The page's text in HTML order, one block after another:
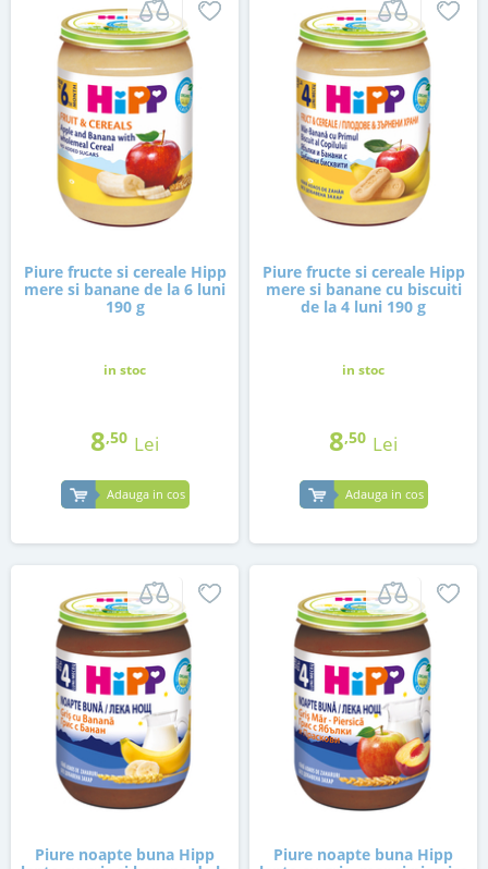
Piure fructe si cereale Hipp
mere si banane de la 6 luni
190 g
in stoc
8,50 Lei
Adauga in cos
Piure fructe si cereale Hipp
mere si banane cu biscuiti
de la 4 luni 190 g
in stoc
8,50 Lei
Adauga in cos
Piure noapte buna Hipp
Piure noapte buna Hipp